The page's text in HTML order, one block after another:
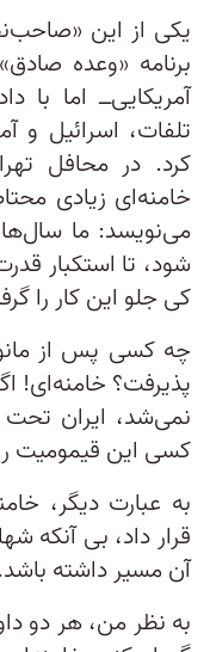
یکی از این
برنامه «وعده
آمریکایی‌ــ اما با
تلفات، اسرائیل و
کرد. در محافل
خامنه‌ای زیادی
می‌نویسد: ما
شود، تا استکبار
کی جلو این کار را
چه کسی پس از
پذیرفت؟ خامنه‌ای!
کسی این قیمومیت
به عبارت دیگر،
قرار داد، بی آنکه
آن مسیر داشته باشد.
به نظر من، هر دو